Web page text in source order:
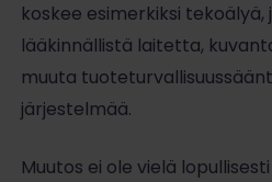
koskee esimerkiksi tekoälyä,
lääkinnällistä laitetta,
muuta
järjestelmää.
Muutos ei ole vielä